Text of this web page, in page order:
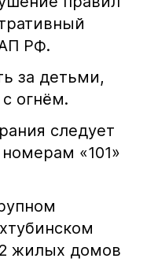
РФ.
за детьми,
огнём.
следует
«101»
жилых домов